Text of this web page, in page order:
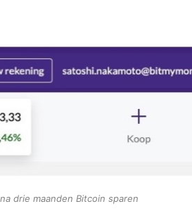
drie maanden Bitcoin sparen